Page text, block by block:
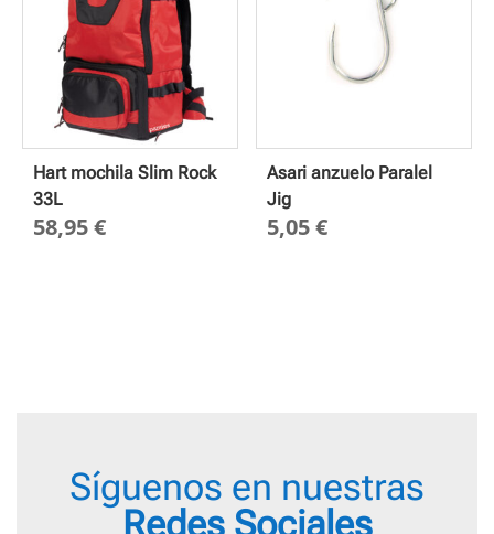
Hart mochila Slim Rock
33L
58,95€
Asari anzuelo Paralel
Jig
5,05€
Síguenos en nuestras
Redes Sociales